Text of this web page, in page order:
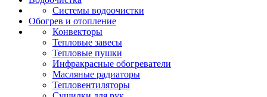
Системы водоочистки
Обогрев и отопление
Конвекторы
Тепловые завесы
Тепловые пушки
Инфракрасные обогреватели
Масляные радиаторы
Тепловентиляторы